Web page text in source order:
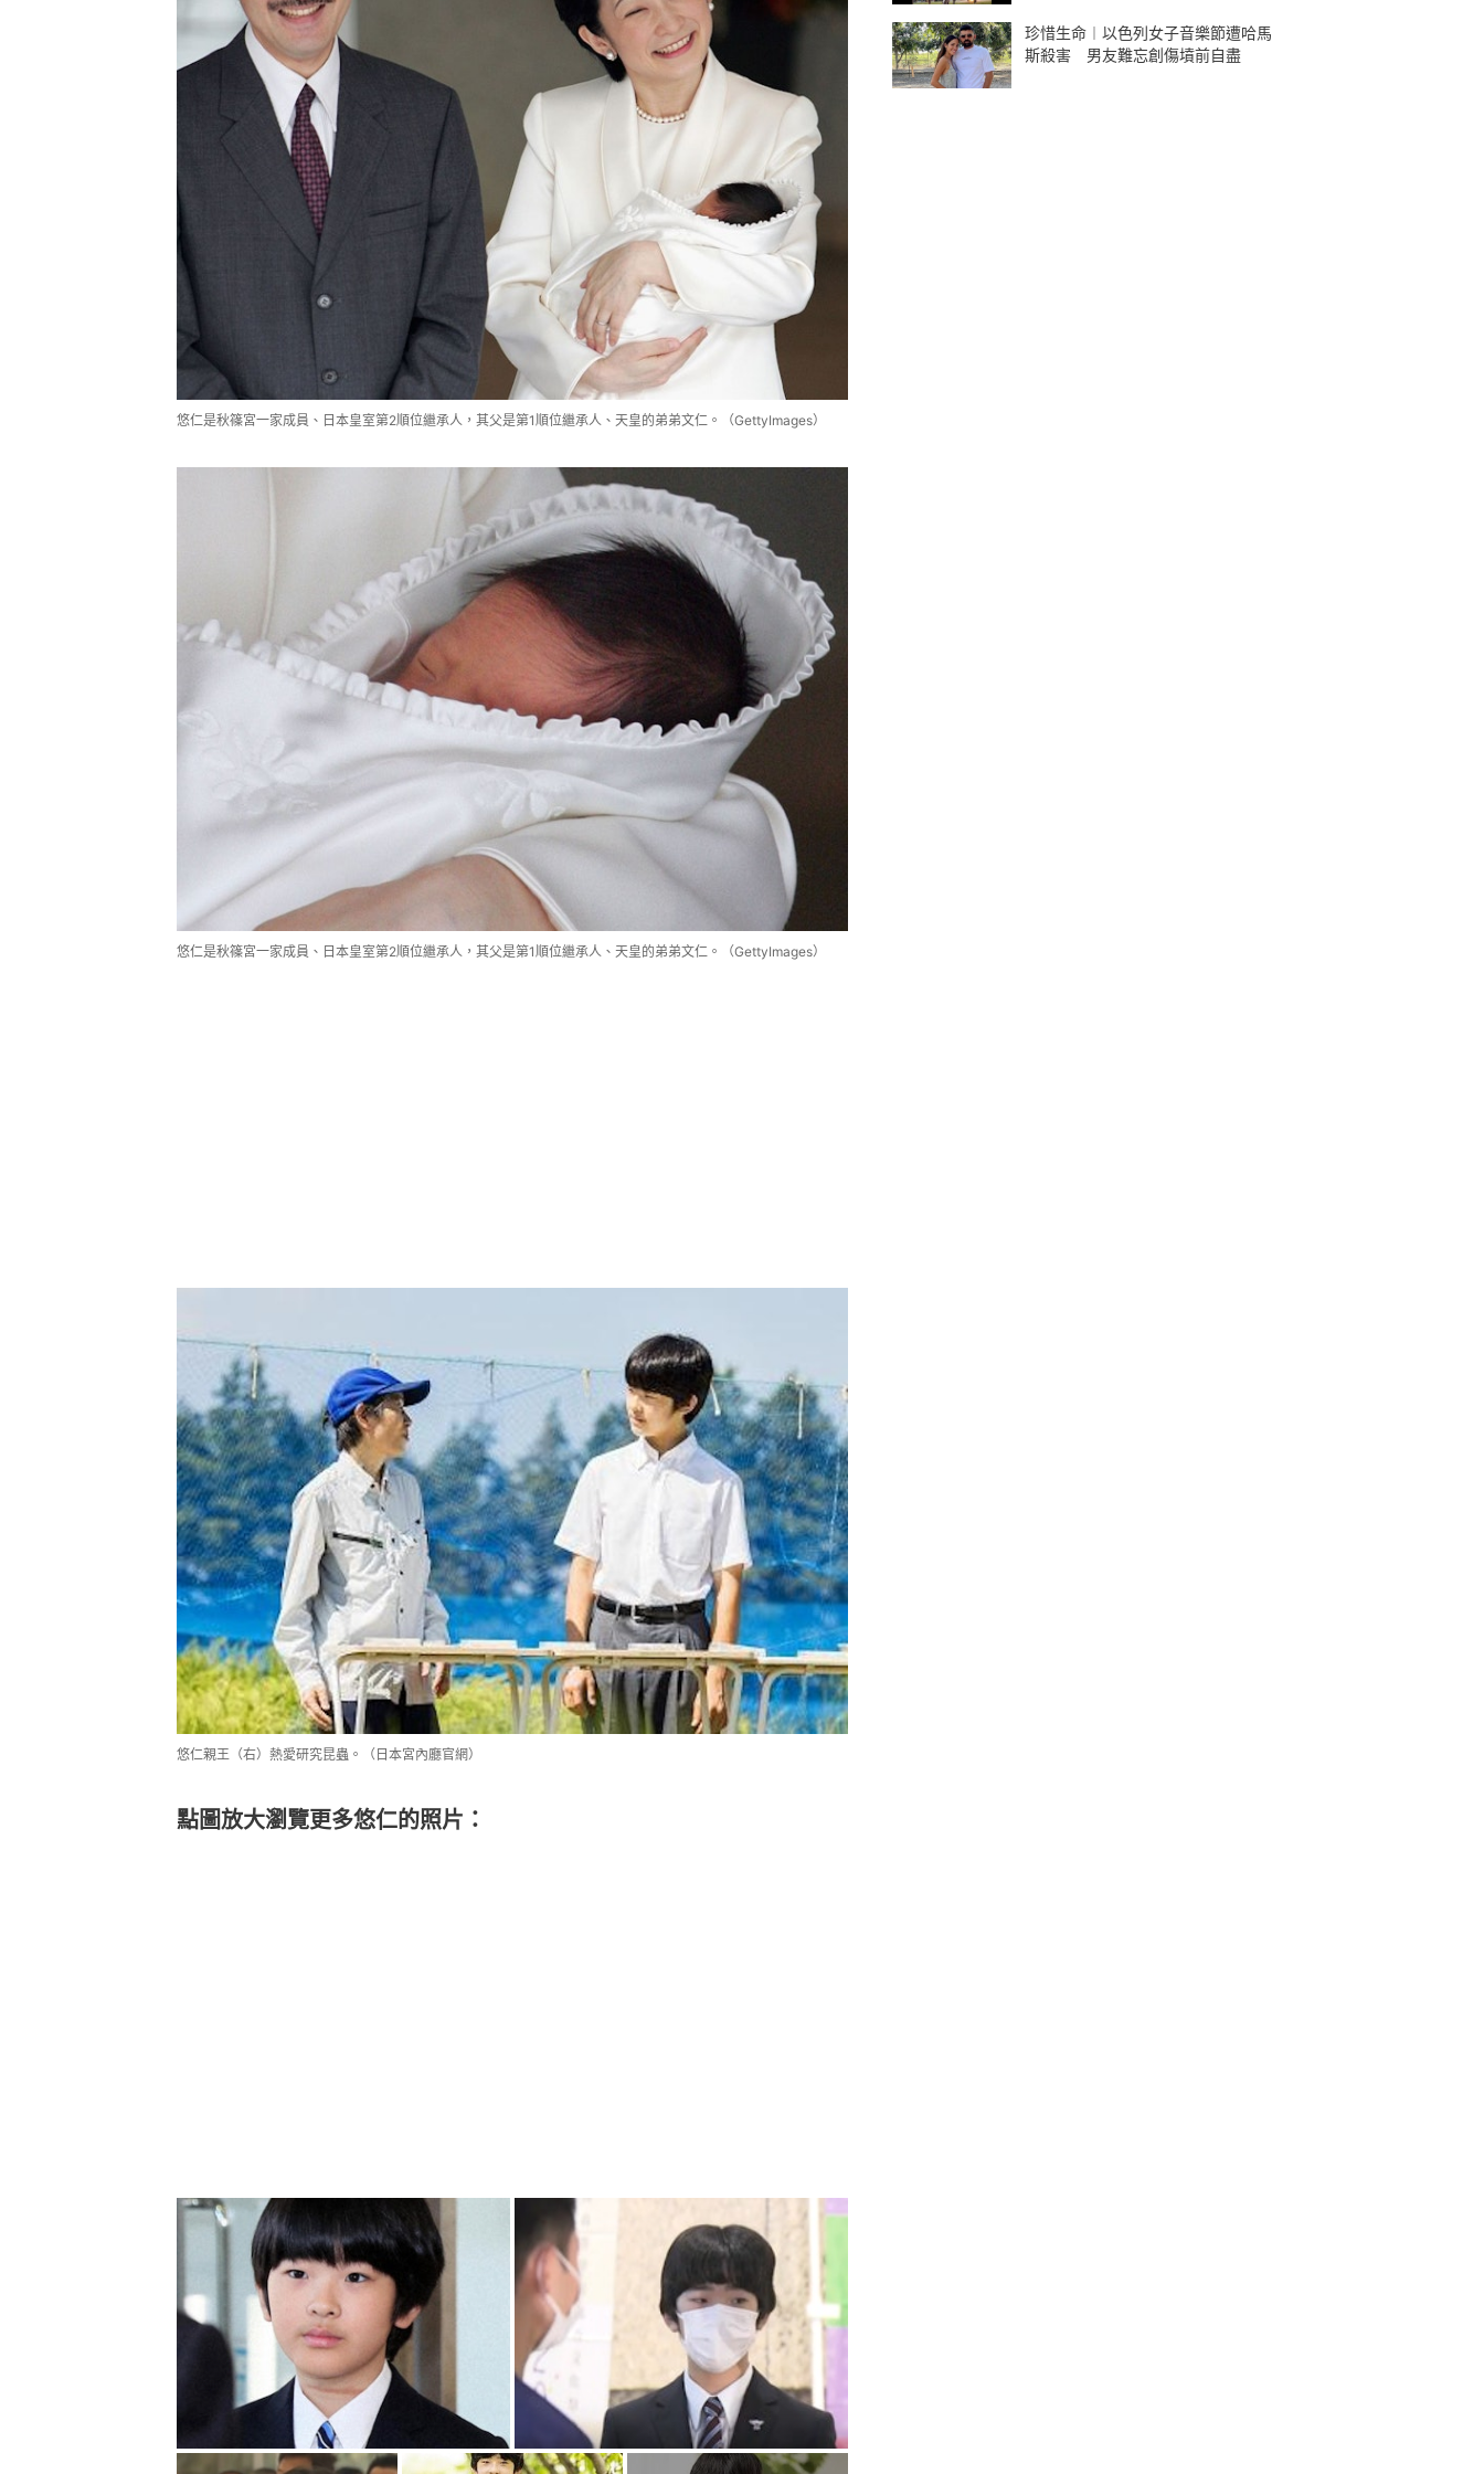
悠仁是秋篠宮一家成員、日本皇室第2順位繼承人，其父是第1順位繼承人、天皇的弟弟文仁。（GettyImages）
悠仁是秋篠宮一家成員、日本皇室第2順位繼承人，其父是第1順位繼承人、天皇的弟弟文仁。（GettyImages）
悠仁親王（右）熱愛研究昆蟲。（日本宮內廳官網）
點圖放大瀏覽更多悠仁的照片：
+4
《女性自身》報道，秋篠宮夫婦與悠仁於8月25日訪問京都，出席「第27屆
國際昆蟲學會議」開幕式。
珍惜生命︱以色列女子音樂節遭哈馬
斯殺害 男友難忘創傷墳前自盡